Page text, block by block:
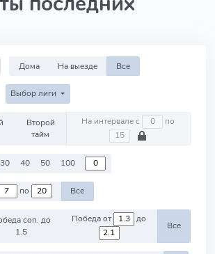
Дома На выезде Все
Выбор лиги
Второй
тайм
На интервале с по
30 40 50 100
по Все
соп. до
1.5
Победа от до
Все